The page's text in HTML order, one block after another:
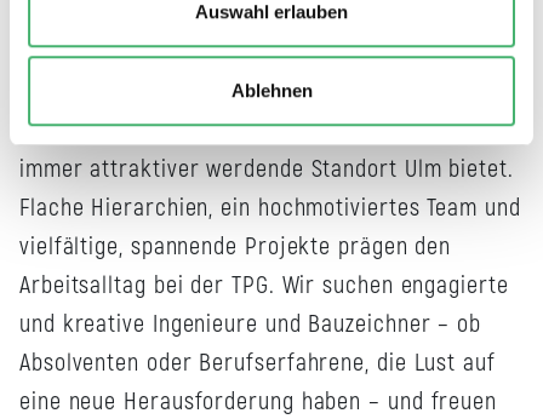
Auswahl erlauben
Ablehnen
Die TPG Ingenieure vereinen die Vorzüge eines
kleineren Ingenieurbüros mit der Mitarbeit an
größeren Bauvorhaben und den Vorteilen, die der
immer attraktiver werdende Standort Ulm bietet.
Flache Hierarchien, ein hochmotiviertes Team und
vielfältige, spannende Projekte prägen den
Arbeitsalltag bei der TPG. Wir suchen engagierte
und kreative Ingenieure und Bauzeichner – ob
Absolventen oder Berufserfahrene, die Lust auf
eine neue Herausforderung haben – und freuen